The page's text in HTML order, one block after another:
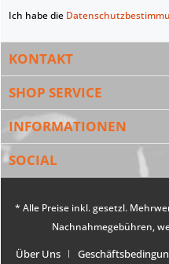
Ich habe die
KONTAKT
SHOP SERVICE
INFORMATIONEN
SOCIAL
* Alle Preise inkl. gesetzl.
Nachnahmegebühren,
Über Uns